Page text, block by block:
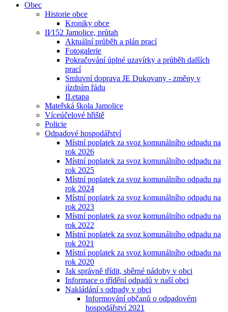
Obec
Historie obce
Kroniky obce
II⁄152 Jamolice, průtah
Aktuální průběh a plán prací
Fotogalerie
Pokračování úplné uzavírky a průběh dalších
prací
Smluvní doprava JE Dukovany - změny v
jízdním řádu
II.etapa
Mateřská škola Jamolice
Víceúčelové hřiště
Policie
Odpadové hospodářství
Místní poplatek za svoz komunálního odpadu na
rok 2026
Místní poplatek za svoz komunálního odpadu na
rok 2025
Místní poplatek za svoz komunálního odpadu na
rok 2024
Místní poplatek za svoz komunálního odpadu na
rok 2023
Místní poplatek za svoz komunálního odpadu na
rok 2022
Místní poplatek za svoz komunálního odpadu na
rok 2021
Místní poplatek za svoz komunálního odpadu na
rok 2020
Jak správně třídit, sběrné nádoby v obci
Informace o třídění odpadů v naší obci
Nakládání s odpady v obci
Informování občanů o odpadovém
hospodářství 2021